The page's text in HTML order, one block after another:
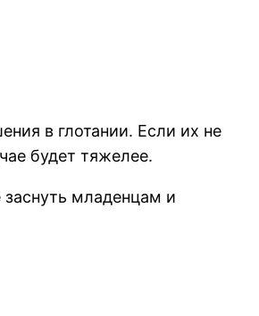
в глотании. Если их не
будет тяжелее.
младенцам и